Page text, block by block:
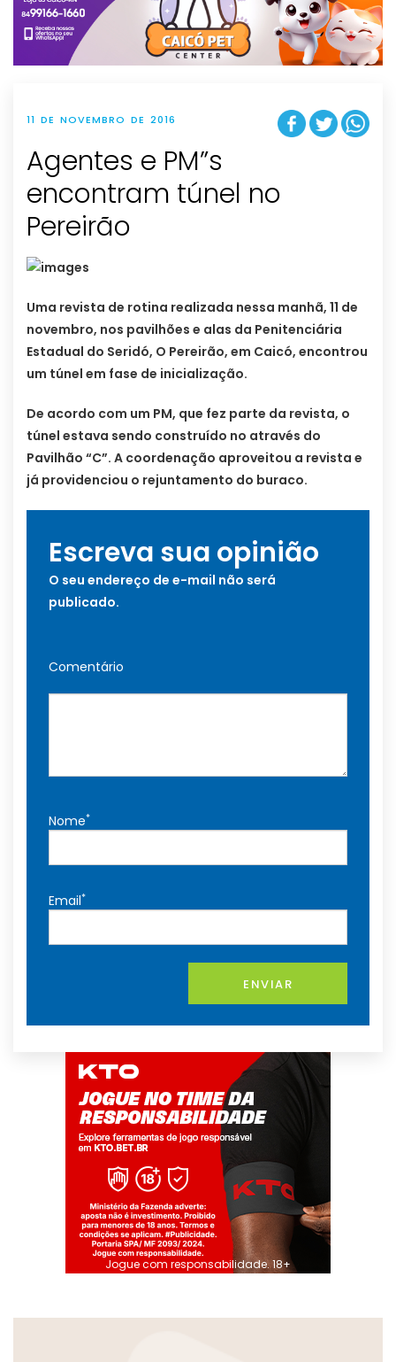
t
i
o
n
11 DE NOVEMBRO DE 2016
Agentes e PM”s
encontram túnel no
Pereirão
Uma revista de rotina realizada nessa manhã, 11 de
novembro, nos pavilhões e alas da Penitenciária
Estadual do Seridó, O Pereirão, em Caicó, encontrou
um túnel em fase de inicialização.
De acordo com um PM, que fez parte da revista, o
túnel estava sendo construído no através do
Pavilhão “C”. A coordenação aproveitou a revista e
já providenciou o rejuntamento do buraco.
Escreva sua opinião
O seu endereço de e-mail não será
publicado.
Comentário
Nome*
Email*
ENVIAR
Jogue com responsabilidade. 18+